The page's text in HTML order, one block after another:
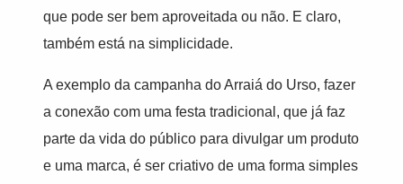
que pode ser bem aproveitada ou não. E claro,
também está na simplicidade.
A exemplo da campanha do Arraiá do Urso, fazer
a conexão com uma festa tradicional, que já faz
parte da vida do público para divulgar um produto
e uma marca, é ser criativo de uma forma simples